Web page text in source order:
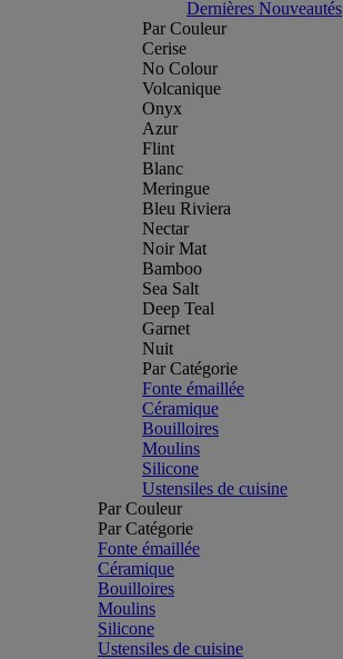
Dernières Nouveautés
Par Couleur
Cerise
No Colour
Volcanique
Onyx
Azur
Flint
Blanc
Meringue
Bleu Riviera
Nectar
Noir Mat
Bamboo
Sea Salt
Deep Teal
Garnet
Nuit
Par Catégorie
Fonte émaillée
Céramique
Bouilloires
Moulins
Silicone
Ustensiles de cuisine
Par Couleur
Par Catégorie
Fonte émaillée
Céramique
Bouilloires
Moulins
Silicone
Ustensiles de cuisine